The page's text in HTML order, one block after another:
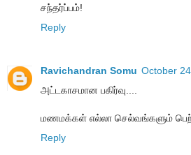
சந்தர்ப்பம்!
Reply
Ravichandran Somu October
அட்டகாசமான பகிர்வு....
மணமக்கள் எல்லா செல்வங்களும்
Reply